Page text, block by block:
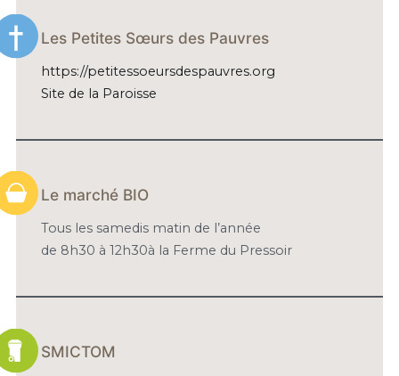
Les Petites Sœurs des Pauvres
https://petitessoeursdespauvres.org
Site de la Paroisse
Le marché BIO
Tous les samedis matin de l’année
de 8h30 à 12h30à la Ferme du Pressoir
SMICTOM